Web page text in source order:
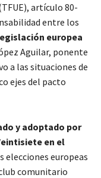
artículo 80-
entre los
europea
Aguilar, ponente
a las situaciones de
ejes del pacto
y adoptado por
en el
elecciones europeas
comunitario